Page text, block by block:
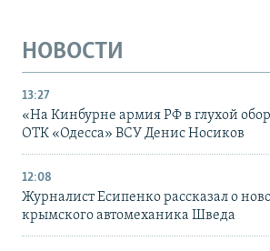
НОВОСТИ
13:27
«На Кинбурне армия РФ в глухой
ОТК «Одесса» ВСУ Денис Носиков
12:08
Журналист Есипенко рассказал о
крымского автомеханика Шведа